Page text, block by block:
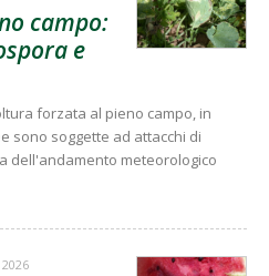
campo:
e
forzata al pieno campo, in
sono soggette ad attacchi di
dell'andamento meteorologico